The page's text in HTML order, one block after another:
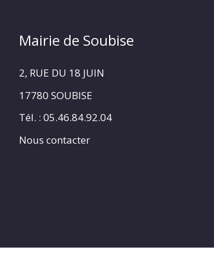
Mairie de Soubise
2, RUE DU 18 JUIN
17780 SOUBISE
Tél. : 05.46.84.92.04
Nous contacter